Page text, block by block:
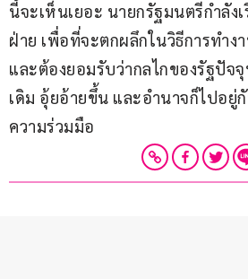
นี้จะเห็นเยอะ นายกรัฐมนตรีกำลัง
ฝ่าย เพื่อที่จะตกผลึกในวิธีการทำง
และต้องยอมรับว่ากลไกของรัฐปัจ
เดิม อุ้ยอ้ายขึ้น และอำนาจก็ไปอยู่
ความร่วมมือ